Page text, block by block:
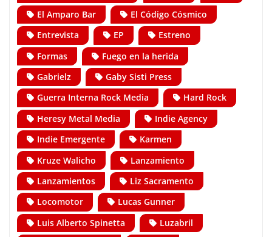
El Amparo Bar
El Código Cósmico
Entrevista
EP
Estreno
Formas
Fuego en la herida
Gabrielz
Gaby Sisti Press
Guerra Interna Rock Media
Hard Rock
Heresy Metal Media
Indie Agency
Indie Emergente
Karmen
Kruze Walicho
Lanzamiento
Lanzamientos
Liz Sacramento
Locomotor
Lucas Gunner
Luis Alberto Spinetta
Luzabril